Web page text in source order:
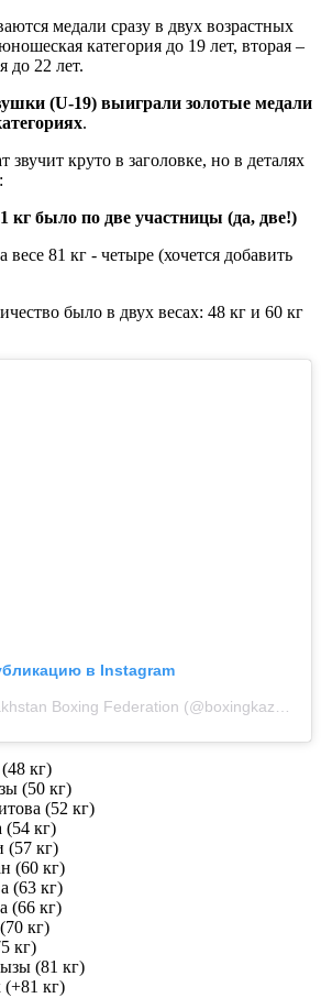
медали сразу в двух возрастных
категория до 19 лет, вторая –
до 22 лет.
(U-19) выиграли золотые медали
.
звучит круто в заголовке, но в деталях
кг было по две участницы (да, две!)
весе 81 кг - четыре (хочется добавить
было в двух весах: 48 кг и 60 кг
в Instagram
кг)
(50 кг)
(52 кг)
(54 кг)
(57 кг)
(60 кг)
(63 кг)
(66 кг)
кг)
кг)
(81 кг)
кг)